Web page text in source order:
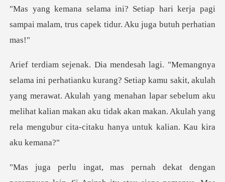
ri kerja pagi
sampai malam, trus capek
u sakit, akulah
yang merawat. Akulah yang menahan lapar sebelum aku
melihat kalian makan aku t